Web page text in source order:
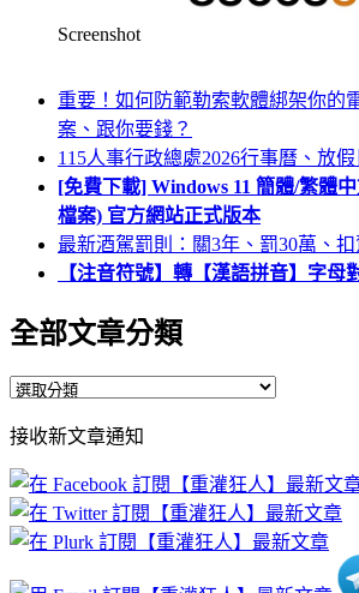
Screenshot
重要！如何防範勒索軟體綁架你的
案、跟你要錢？
115人事行政總處2026行事曆、放假
[免費下載] Windows 11 簡體/繁體
檔案) 官方網站正式版本
最新酒駕罰則：關3年、罰30萬、
【注音符號】轉【漢語拼音】字母
全部文章分類
全
文
章
分
類
接收新文章通知